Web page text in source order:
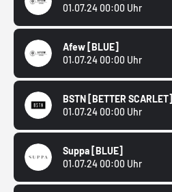
01.07.24 00:00 Uhr
Afew [BLUE]
01.07.24 00:00 Uhr
BSTN [BETTER SCARLET]
01.07.24 00:00 Uhr
Suppa [BLUE]
01.07.24 00:00 Uhr